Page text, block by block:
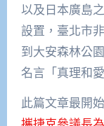
以及日本廣島
設置，臺北市
到大安森林公
名言「真理和
此篇文章最開